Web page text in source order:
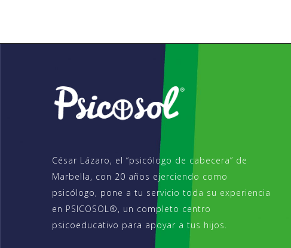
César Lázaro, el “psicólogo de cabecera” de
Marbella, con 20 años ejerciendo como
psicólogo, pone a tu servicio toda su experiencia
en PSICOSOL®, un completo centro
psicoeducativo para apoyar a tus hijos.